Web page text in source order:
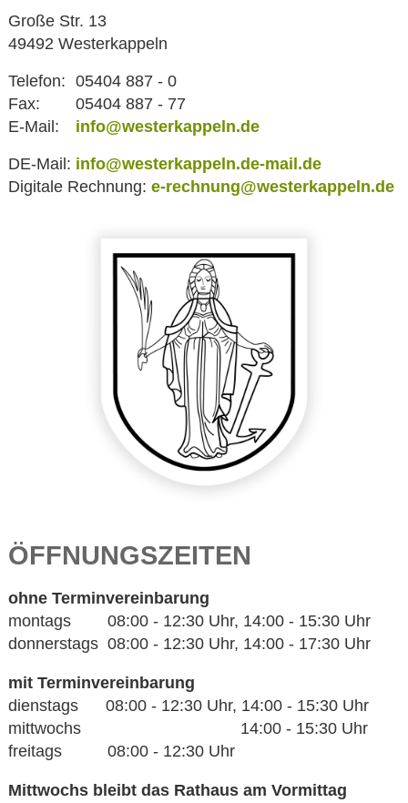
Große Str. 13
49492 Westerkappeln
Telefon: 05404 887 - 0
Fax:
05404 887 - 77
E-Mail:
info@westerkappeln.de
DE-Mail: info@westerkappeln.de-mail.de
Digitale Rechnung: e-rechnung@westerkappeln.de
ÖFFNUNGSZEITEN
ohne Terminvereinbarung
montags 08:00 - 12:30 Uhr, 14:00 - 15:30 Uhr
donnerstags 08:00 - 12:30 Uhr, 14:00 - 17:30 Uhr
mit Terminvereinbarung
dienstags 08:00 - 12:30 Uhr, 14:00 - 15:30 Uhr
mittwochs 14:00 - 15:30 Uhr
freitags 08:00 - 12:30 Uhr
Mittwochs bleibt das Rathaus am Vormittag